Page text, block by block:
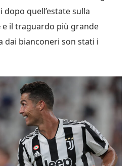
quell’estate sulla
e il traguardo più grande
dai bianconeri son stati i